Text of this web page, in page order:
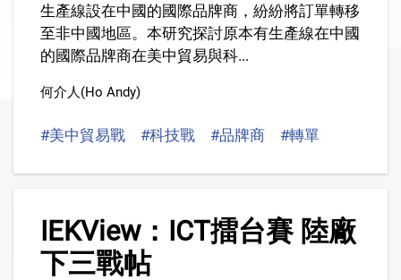
生產線設在中國的國際品牌商，紛紛將訂單轉移
至非中國地區。本研究探討原本有生產線在中國
的國際品牌商在美中貿易與科...
何介人(Ho Andy)
#美中貿易戰 #科技戰 #品牌商 #轉單
2
FREEIEKView：ICT擂台賽 陸廠
下三戰帖